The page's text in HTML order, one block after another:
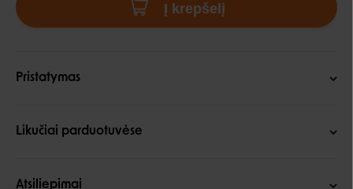
Į krepšelį
Pristatymas
Likučiai parduotuvėse
Atsiliepimai